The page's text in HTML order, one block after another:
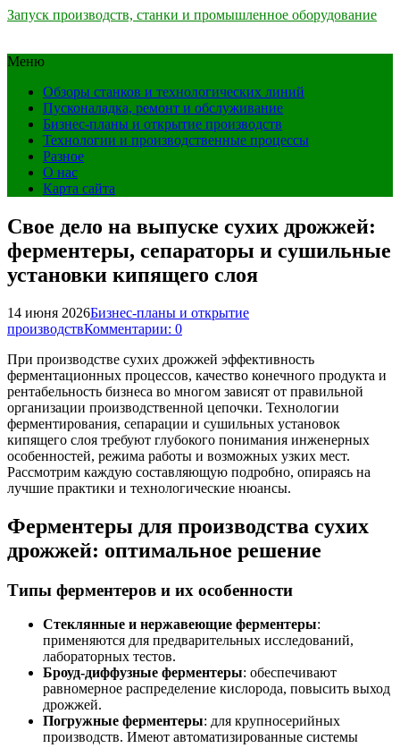
Запуск производств, станки и промышленное оборудование
Меню
Обзоры станков и технологических линий
Пусконаладка, ремонт и обслуживание
Бизнес-планы и открытие производств
Технологии и производственные процессы
Разное
О нас
Карта сайта
Свое дело на выпуске сухих дрожжей:
ферментеры, сепараторы и сушильные
установки кипящего слоя
14 июня 2026Бизнес-планы и открытие
производствКомментарии: 0
При производстве сухих дрожжей эффективность
ферментационных процессов, качество конечного продукта и
рентабельность бизнеса во многом зависят от правильной
организации производственной цепочки. Технологии
ферментирования, сепарации и сушильных установок
кипящего слоя требуют глубокого понимания инженерных
особенностей, режима работы и возможных узких мест.
Рассмотрим каждую составляющую подробно, опираясь на
лучшие практики и технологические нюансы.
Ферментеры для производства сухих
дрожжей: оптимальное решение
Типы ферментеров и их особенности
Стеклянные и нержавеющие ферментеры:
применяются для предварительных исследований,
лабораторных тестов.
Броуд-диффузные ферментеры: обеспечивают
равномерное распределение кислорода, повысить выход
дрожжей.
Погружные ферментеры: для крупносерийных
производств. Имеют автоматизированные системы